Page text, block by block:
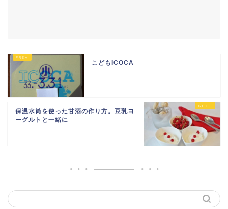
こどもICOCA
保温水筒を使った甘酒の作り方。豆乳ヨ
ーグルトと一緒に